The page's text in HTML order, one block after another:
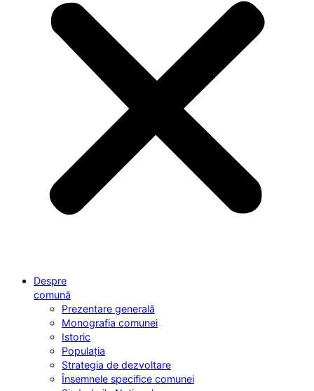
Despre
comună
Prezentare generală
Monografia comunei
Istoric
Populația
Strategia de dezvoltare
Însemnele specifice comunei